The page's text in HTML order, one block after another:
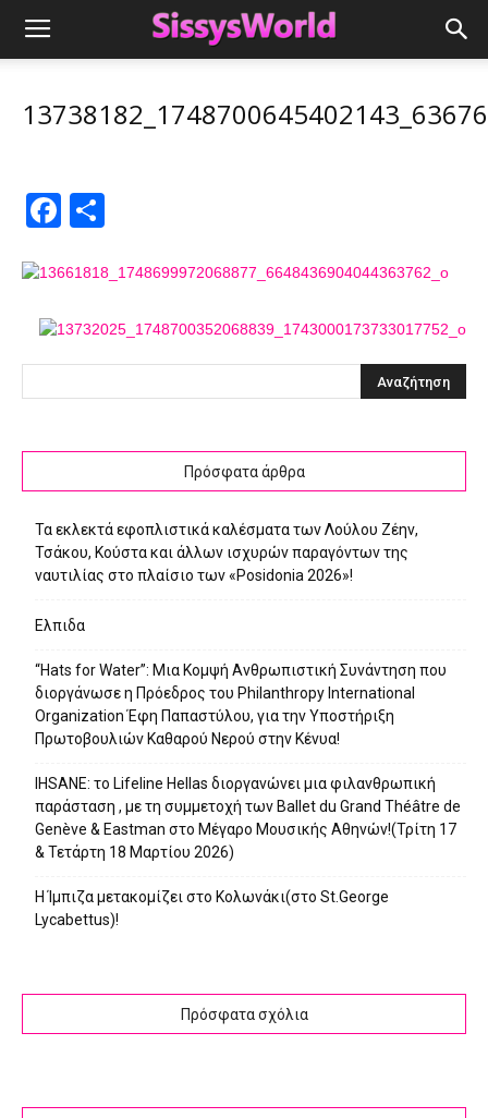
Facebook
Πρόσφατα άρθρα
Τα εκλεκτά εφοπλιστικά καλέσματα των Λούλου Ζέην,
Τσάκου, Κούστα και άλλων ισχυρών παραγόντων της
ναυτιλίας στο πλαίσιο των «Posidonia 2026»!
Ελπιδα
“Hats for Water”: Μια Κομψή Ανθρωπιστική Συνάντηση που
διοργάνωσε η Πρόεδρος του Philanthropy International
Organization Έφη Παπαστύλου, για την Υποστήριξη
Πρωτοβουλιών Καθαρού Νερού στην Κένυα!
IHSANE: το Lifeline Hellas διοργανώνει μια φιλανθρωπική
παράσταση , με τη συμμετοχή των Ballet du Grand Théâtre de
Genève & Eastman στο Μέγαρο Μουσικής Αθηνών!(Τρίτη 17
& Τετάρτη 18 Μαρτίου 2026)
Η Ίμπιζα μετακομίζει στο Κολωνάκι(στο St.George
Lycabettus)!
Πρόσφατα σχόλια